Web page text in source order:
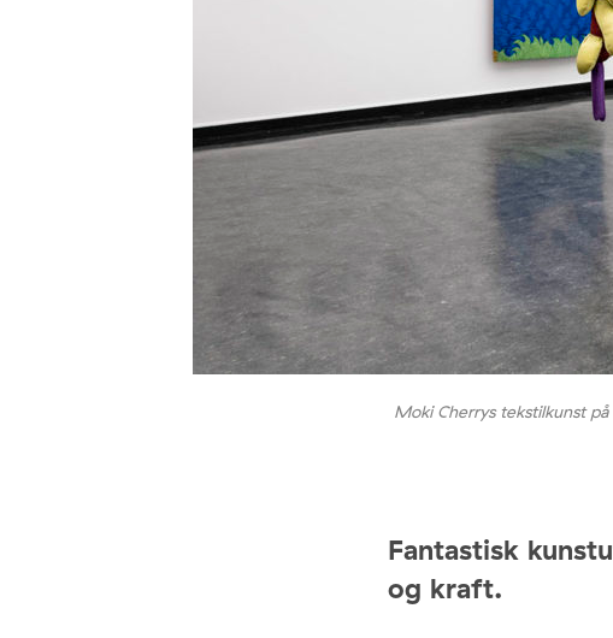
Moki Cherrys tekstilkunst
Fantastisk
og kraft.